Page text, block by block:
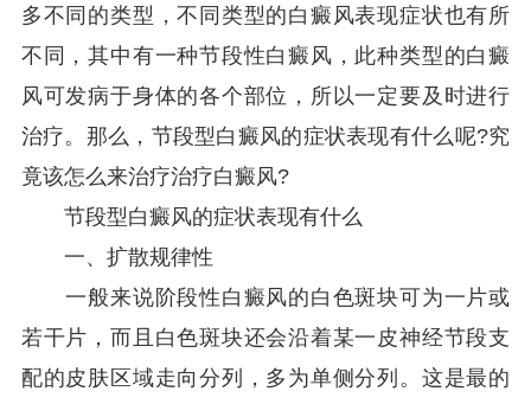
多不同的类型，不同类型的白癜风表现症状也有所
不同，其中有一种节段性白癜风，此种类型的白癜
风可发病于身体的各个部位，所以一定要及时进行
治疗。那么，节段型白癜风的症状表现有什么呢?究
竟该怎么来治疗治疗白癜风?
节段型白癜风的症状表现有什么
一、扩散规律性
一般来说阶段性白癜风的白色斑块可为一片或
若干片，而且白色斑块还会沿着某一皮神经节段支
配的皮肤区域走向分列，多为单侧分列。这是最的